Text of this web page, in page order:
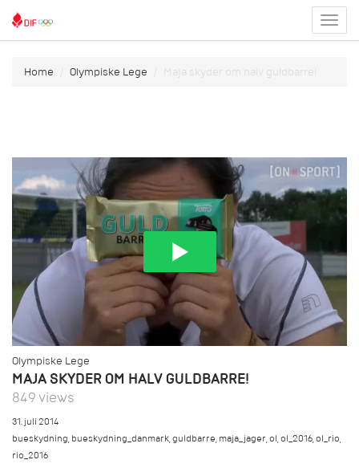
menu
Home Olympiske Lege Maja skyder om halv guldbarre!
Olympiske Lege
MAJA SKYDER OM HALV GULDBARRE!
849 views
31. juli 2014
bueskydning,bueskydning_danmark,guldbarre,maja_jager,ol,ol_2016,ol_rio,
rio_2016